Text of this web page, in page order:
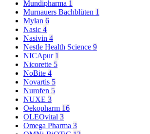
Mundipharma 1
Murnauers Bachblüten 1
Mylan 6
Nasic 4
Nasivin 4
Nestle Health Science 9
NICApur 1
Nicorette 5
NoBite 4
Novartis 5
Nurofen 5
NUXE 3
Oekopharm 16
OLEOvital 3
Omega Pharma 3